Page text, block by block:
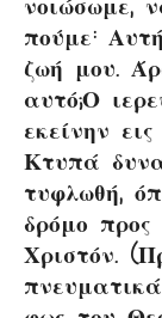
πούμε:
ζωή μου.
αυτό;Ο
εκείνην
Κτυπά
τυφλωθή,
δρόμο
Χριστόν.